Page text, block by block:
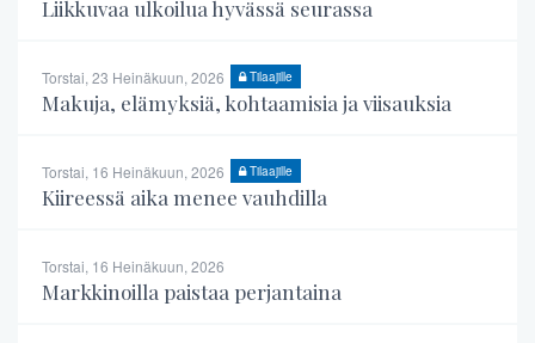
Liikkuvaa ulkoilua hyvässä seurassa
Torstai, 23 Heinäkuun, 2026 Tilaajille
Makuja, elämyksiä, kohtaamisia ja viisauksia
Torstai, 16 Heinäkuun, 2026 Tilaajille
Kiireessä aika menee vauhdilla
Torstai, 16 Heinäkuun, 2026
Markkinoilla paistaa perjantaina